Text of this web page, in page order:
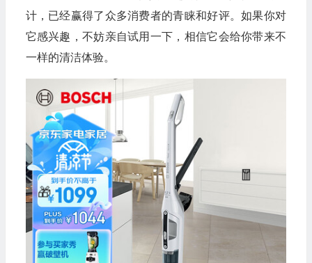
计，已经赢得了众多消费者的青睐和好评。如果你对
它感兴趣，不妨亲自试用一下，相信它会给你带来不
一样的清洁体验。
🧧